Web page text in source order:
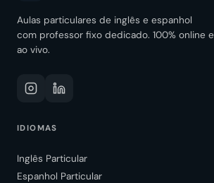
Aulas particulares de inglês e espanhol
com professor fixo dedicado. 100% online e
ao vivo.
IDIOMAS
Inglês Particular
Espanhol Particular